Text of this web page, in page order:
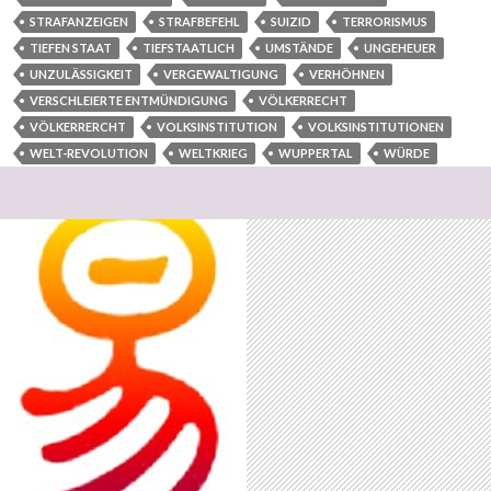
STRAFANZEIGEN
STRAFBEFEHL SUIZID
TERRORISMUS
TIEFEN STAAT
TIEFSTAATLICH UMSTÄNDE
UNGEHEUER
UNZULÄSSIGKEIT
VERGEWALTIGUNG
VERHÖHNEN
VERSCHLEIERTE ENTMÜNDIGUNG
VÖLKERRECHT
VÖLKERRERCHT
VOLKSINSTITUTION
VOLKSINSTITUTIONEN
WELT-REVOLUTION
WELTKRIEG WUPPERTAL WÜRDE